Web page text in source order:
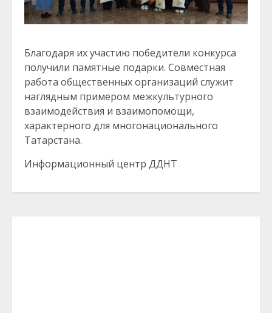
Благодаря их участию победители конкурса
получили памятные подарки. Совместная
работа общественных организаций служит
наглядным примером межкультурного
взаимодействия и взаимопомощи,
характерного для многонационального
Татарстана.
Информационный центр ДДНТ